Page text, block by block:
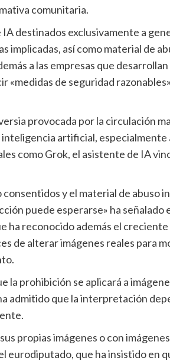
comunitaria.
implicadas, así como material de
a las empresas que
de seguridad
artificial, especialmente
como Grok, el asistente de IA
puede esperarse» ha señalado
reconocido además el creciente
de alterar imágenes reales para
admitido que la interpretación
eurodiputado, que ha insistido en